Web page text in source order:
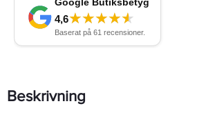
Beskrivning